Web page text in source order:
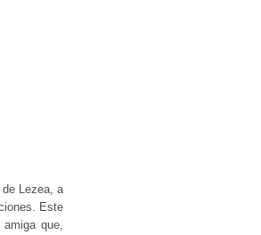
Lezea, a
Este
que,